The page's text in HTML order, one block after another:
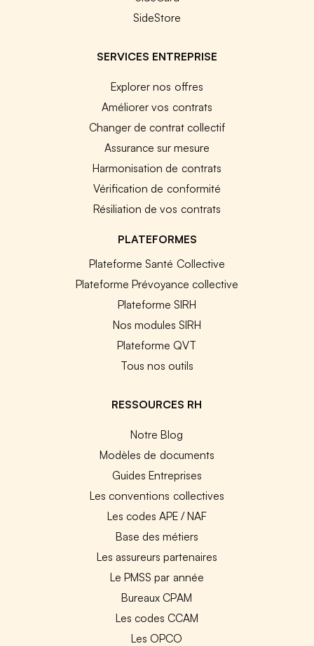
SideStore
SERVICES ENTREPRISE
Explorer nos offres
Améliorer vos contrats
Changer de contrat collectif
Assurance sur mesure
Harmonisation de contrats
Vérification de conformité
Résiliation de vos contrats
PLATEFORMES
Plateforme Santé Collective
Plateforme Prévoyance collective
Plateforme SIRH
Nos modules SIRH
Plateforme QVT
Tous nos outils
RESSOURCES RH
Notre Blog
Modèles de documents
Guides Entreprises
Les conventions collectives
Les codes APE / NAF
Base des métiers
Les assureurs partenaires
Le PMSS par année
Bureaux CPAM
Les codes CCAM
Les OPCO